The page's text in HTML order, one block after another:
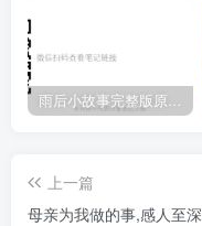
雨后小故事完整版原片动态图（图+文字解说版）
上一篇
母亲为我做的事,感人至深